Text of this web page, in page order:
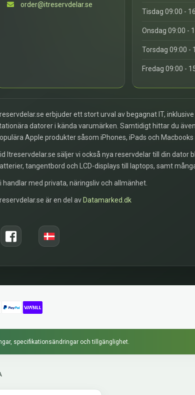
order@itreservdelar.se
Tisdag 09:00 -
Onsdag 09:00 -
Torsdag 09:00 -
Fredag 09:00 -
erbjuder ett stort urval av begagnat IT,
datorer i kända varumärken. Samtidigt hittar du
Apple produkter såsom iPhones, iPads och Macbooks
Itreservdelar.se säljer vi också nya reservdelar till din dator
tangentbord och LCD-displays till laptops, samt
handlar med privata, näringsliv och allmänhet.
är en del av Datamarked.dk
specifikationsändringar och tillgänglighet.